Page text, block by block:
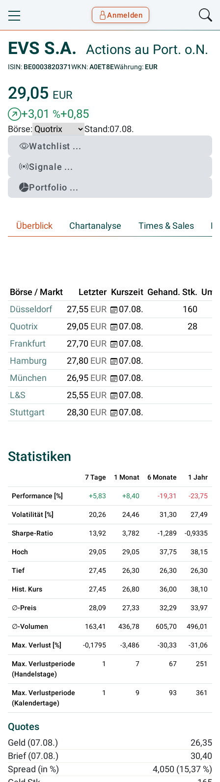
Toggle navigation
Anmelden
EVS S.A. Actions au Port. o.N.
ISIN: BE0003820371WKN:A0ET8EWährung: EUR
29,05 EUR
+3,01 %+0,85
Börse: Stand:07.08.
Watchlist ...
Signale ...
Portfolio ...
Überblick Chartanalyse Times & Sales
Börse / Markt Letzter Kurszeit Gehand. Stk.
Düsseldorf
27,55 EUR 07.08. 160
Quotrix
29,05 EUR 07.08.
28
Frankfurt
27,70 EUR
07.08.
Hamburg
27,80 EUR
07.08.
München
26,95 EUR
07.08.
L&S
25,55 EUR
07.08.
Stuttgart
28,30 EUR 07.08.
Statistiken
7 Tage 1 Monat 6 Monate 1 Jahr
Performance [%] +5,83 +8,40 -19,31 -23,75
Volatilität [%] 20,26 24,46 31,30 27,49
Sharpe-Ratio 13,92 3,782 -1,289 -0,9335
Hoch 29,05 29,05 37,75 38,15
Tief 27,45 26,30 26,30 26,30
Hist. Kurs 27,45 26,80 36,00 38,10
∅-Preis 28,09 27,33 32,29 33,97
∅-Volumen 163,41 436,78 605,70 496,01
Max. Verlust [%] -0,1795 -3,486 -30,33 -31,06
Max. Verlustperiode
(Handelstage)
1 7 67 251
Max. Verlustperiode
(Kalendertage)
1 9 93 361
Quotes
Geld (07.08.)
26,35
Brief (07.08.)
30,40
Spread (in %)
4,050 (15,37 %)